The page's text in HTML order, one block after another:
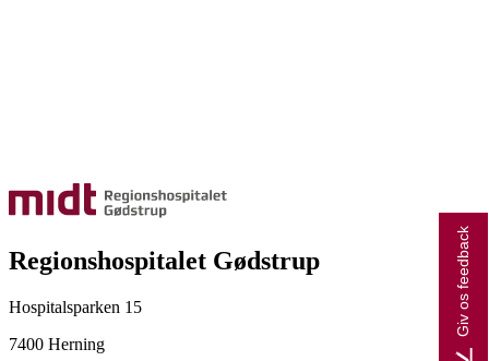
Regionshospitalet Gødstrup
Hospitalsparken 15
7400 Herning
Giv os feedback